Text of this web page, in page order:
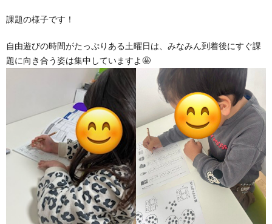
ン
ー
ト・
自
課題の様子です！
自由遊びの時間がたっぷりある土曜日は、みなみん到着後にすぐ課
題に向き合う姿は集中していますよ🤩